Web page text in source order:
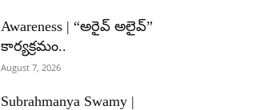
Awareness | “అరైవ్ అలైవ్”
కార్యక్రమం..
August 7, 2026
Subrahmanya Swamy |